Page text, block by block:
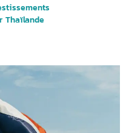
Thaïlande